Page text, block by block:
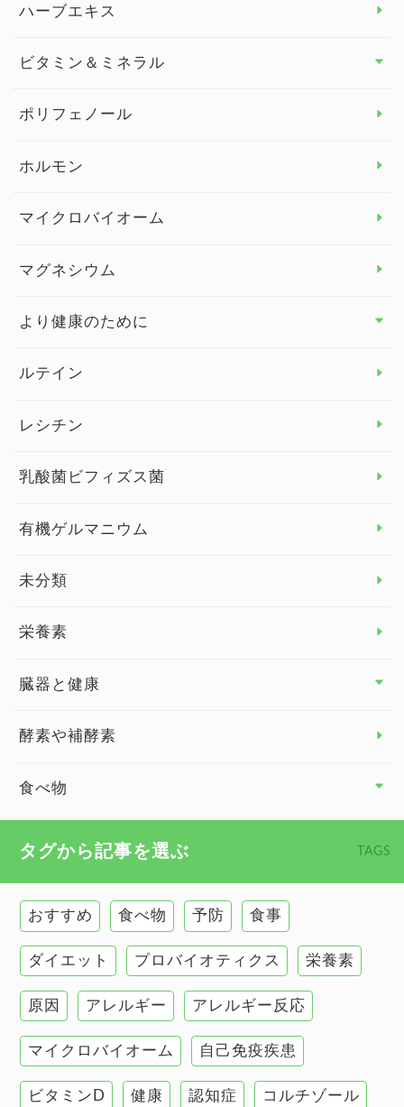
健康セミナー
ダイエット トップ
ハーブエキス
ビタミン＆ミネラル
ビタミン＆ミネラル トップ
ビタミンE
ポリフェノール
ホルモン
マイクロバイオーム
マグネシウム
より健康のために
より健康のために トップ
眼の健康
睡眠
ルテイン
レシチン
乳酸菌ビフィズス菌
有機ゲルマニウム
未分類
栄養素
臓器と健康
臓器と健康 トップ
慢性疲労
甲状腺
肌
肝臓の健康
腸の健康
自己免疫疾患
酵素や補酵素
食べ物
タグから記事を選ぶ TAGS
おすすめ 食べ物 予防 食事
ダイエット プロバイオティクス 栄養素
原因 アレルギー アレルギー反応
マイクロバイオーム 自己免疫疾患
ビタミンD 健康 認知症 コルチゾール